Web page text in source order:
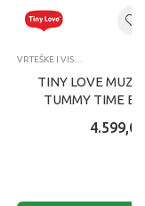
VRTEŠKE I VISEĆE IGRAČKE
TINY LOVE
TUMMY TIME
4.599,00